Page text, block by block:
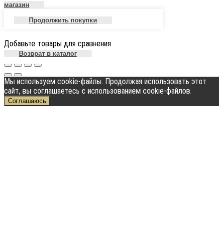
магазин
Продолжить покупки
Добавьте товары для сравнения
Возврат в каталог
Мы используем cookie-файлы. Продолжая использовать этот
сайт, вы соглашаетесь с использованием cookie-файлов.
Соглашаюсь